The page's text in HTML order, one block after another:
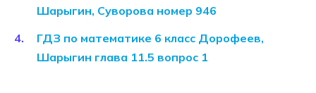
Шарыгин, Суворова номер 946
ГДЗ по математике 6 класс Дорофеев,
Шарыгин глава 11.5 вопрос 1